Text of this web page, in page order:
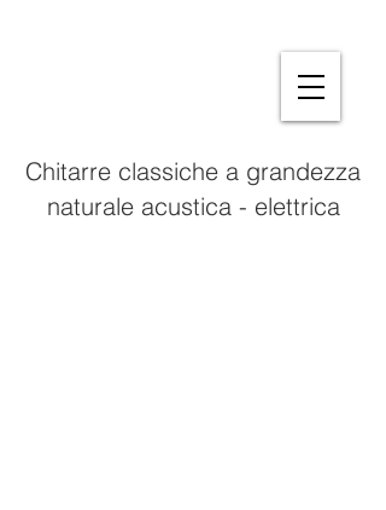
Chitarre classiche a grandezza
naturale acustica - elettrica